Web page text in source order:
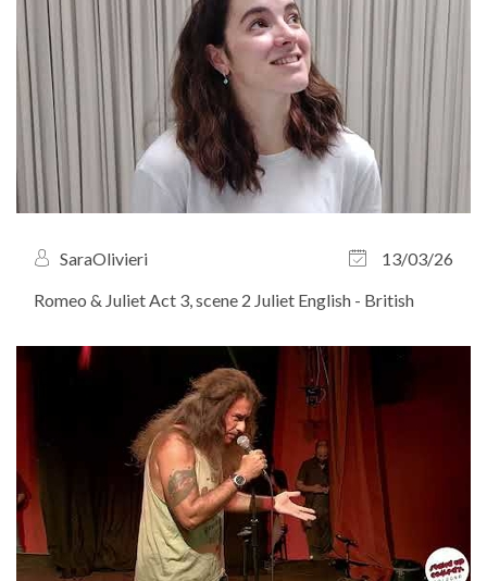
SaraOlivieri
13/03/26
Romeo & Juliet Act 3, scene 2 Juliet English - British